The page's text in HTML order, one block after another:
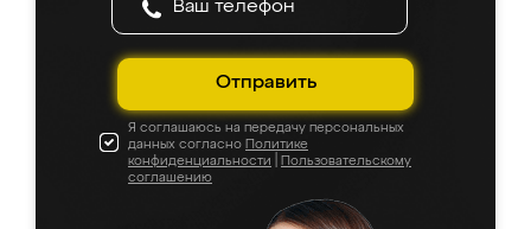
Отправить
Я соглашаюсь на передачу персональных
данных согласно Политике
конфиденциальности
Пользовательскому
соглашению